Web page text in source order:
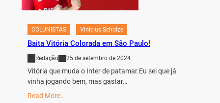
COLUNISTAS Vinícius Scholze
Baita Vitória Colorada em São Paulo!
Redação 25 de setembro de 2024
Vitória que muda o Inter de patamar.Eu sei que já
vinha jogando bem, mas gastar…
Read More…